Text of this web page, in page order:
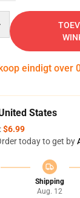
eindigt over
States
$6.99
today to get by
Shipping
Aug. 12